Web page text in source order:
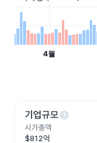
기업규모help
시가총액
$812억